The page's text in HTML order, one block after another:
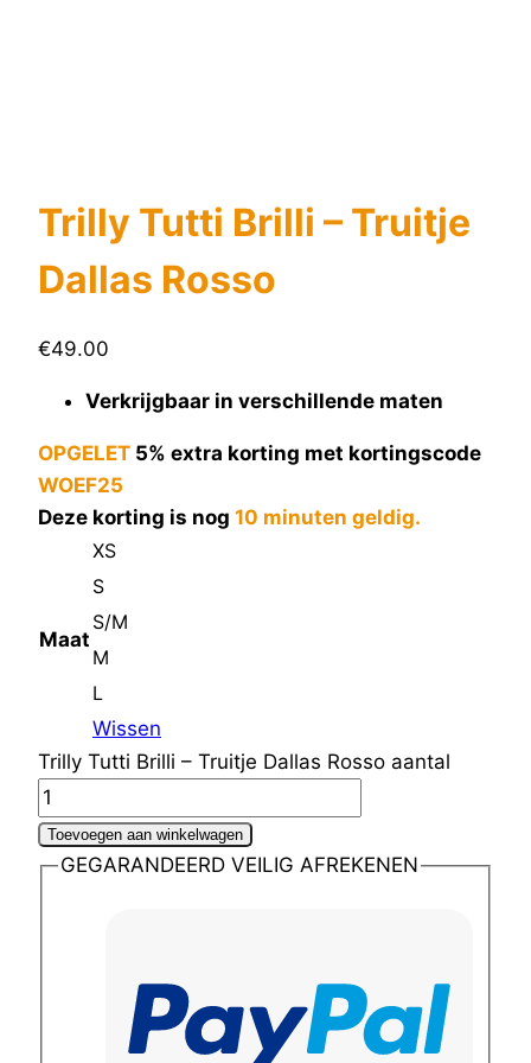
Trilly Tutti Brilli – Truitje
Dallas Rosso
€49.00
Verkrijgbaar in verschillende maten
OPGELET 5% extra korting met kortingscode
WOEF25
Deze korting is nog 10 minuten geldig.
Maat
XS
S
S/M
M
L
Wissen
Trilly Tutti Brilli – Truitje Dallas Rosso aantal
Toevoegen aan winkelwagen
GEGARANDEERD VEILIG AFREKENEN